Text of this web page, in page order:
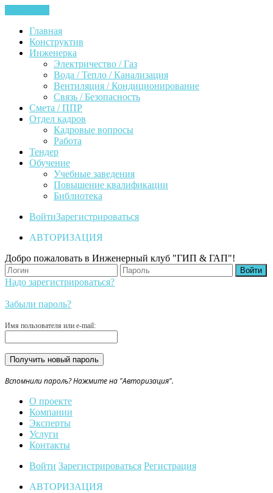
Главная
Конструктив
Инженерка
Электричество / Газ
Вода / Тепло / Канализация
Вентиляция / Кондиционирование
Связь / Безопасность
Смета / ППР
Отдел кадров
Кадровые вопросы
Работа
Тендер
Обучение
Учебные заведения
Повышение квалификации
Библиотека
ВойтиЗарегистрироваться
АВТОРИЗАЦИЯ
Добро пожаловать в Инженерный клуб "ГИП & ГАП"!
Надо зарегистрироваться?
Забыли пароль?
Имя пользователя или e-mail:
Вспомнили пароль? Нажмите на "Авторизация".
О проекте
Компании
Эксперты
Услуги
Контакты
Войти Зарегистрироваться Регистрация
АВТОРИЗАЦИЯ